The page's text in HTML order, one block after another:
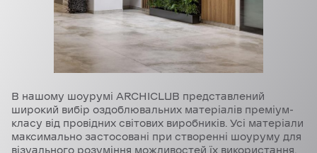
В нашому шоурумі ARCHICLUB представлений
широкий вибір оздоблювальних матеріалів преміум-
класу від провідних світових виробників. Усі матеріали
максимально застосовані при створенні шоуруму для